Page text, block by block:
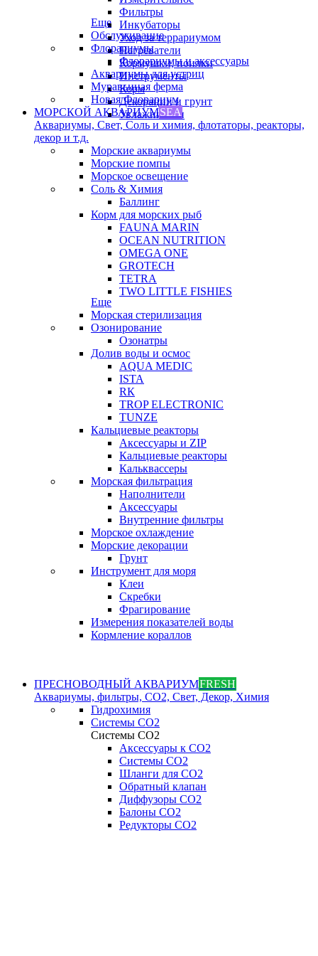
Фильтры
Инкубаторы
Уход за террариумом
Нагреватели
Кормушки, поилки
Инструменты
Корм
Декорации и грунт
Увлажнители
Еще
Обслуживание
Флорариумы
Флорариумы и аксессуары
Аквариумы для устриц
Муравьиная ферма
Новая Флорариум
МОРСКОЙ АКВАРИУМSEA
Аквариумы, Свет, Соль и химия, флотаторы, реакторы,
декор и т.д.
Морские аквариумы
Морские помпы
Морское освещение
Соль & Химия
Баллинг
Корм для морских рыб
FAUNA MARIN
OCEAN NUTRITION
OMEGA ONE
GROTECH
TETRA
TWO LITTLE FISHIES
Еще
Морская стерилизация
Озонирование
Озонатры
Долив воды и осмос
AQUA MEDIC
ISTA
RК
TROP ELECTRONIC
TUNZE
Кальциевые реакторы
Аксессуары и ZIP
Кальциевые реакторы
Кальквассеры
Морская фильтрация
Наполнители
Аксессуары
Внутренние фильтры
Морское охлаждение
Морские декорации
Грунт
Инструмент для моря
Клеи
Скребки
Фрагирование
Измерения показателей воды
Кормление кораллов
ПРЕСНОВОДНЫЙ АКВАРИУМFRESH
Аквариумы, фильтры, СО2, Свет, Декор, Химия
Гидрохимия
Системы СО2
Системы СО2
Аксессуары к СО2
Системы СО2
Шланги для CO2
Обратный клапан
Диффузоры СO2
Балоны CO2
Редукторы CO2